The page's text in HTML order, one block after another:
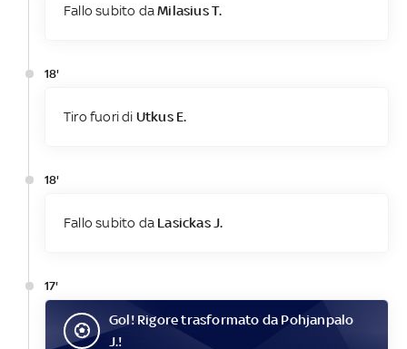
Fallo subito daMilasius T.
18'
Tiro fuori di Utkus E.
18'
Fallo subito da Lasickas J.
17'
Gol! Rigore trasformato da Pohjanpalo
J.!